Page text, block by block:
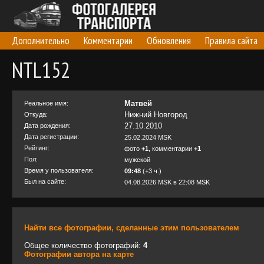
Дополнительно Комментарии Обновления Правила сайта
NTL152
Реальное имя: Матвей
Откуда: Нижний Новгород
Дата рождения: 27.10.2010
Дата регистрации:
25.02.2024 MSK
Рейтинг:
фото +1 , комментарии +1
Пол:
мужской
Время у пользователя:
09:48 (+3 ч.)
Был на сайте:
04.08.2026 MSK в 22:08 MSK
Найти все фотографии, сделанные этим пользователем
Общее количество фотографий: 4
Фотографии автора на карте